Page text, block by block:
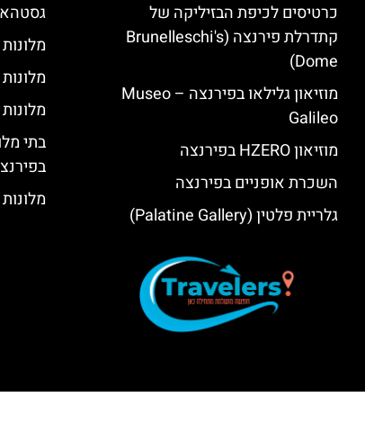
כרטיסים לכיפת הבזיליקה של
קתדרלת פירנצה (Brunelleschi's
Dome)
מוזיאון גלילאו בפירנצה – Museo
Galileo
מוזיאון HZERO בפירנצה
השכרת אופניים בפירנצה
גלריית פלטין (Palatine Gallery)
מלונות 5 כוכבים יוקרתיים בפירנצה
מלונות 3 כוכבים בפירנצה
מלונות 4 כוכבים בפירנצה
בתי
מלונות 3 כוכבים בפירנצה